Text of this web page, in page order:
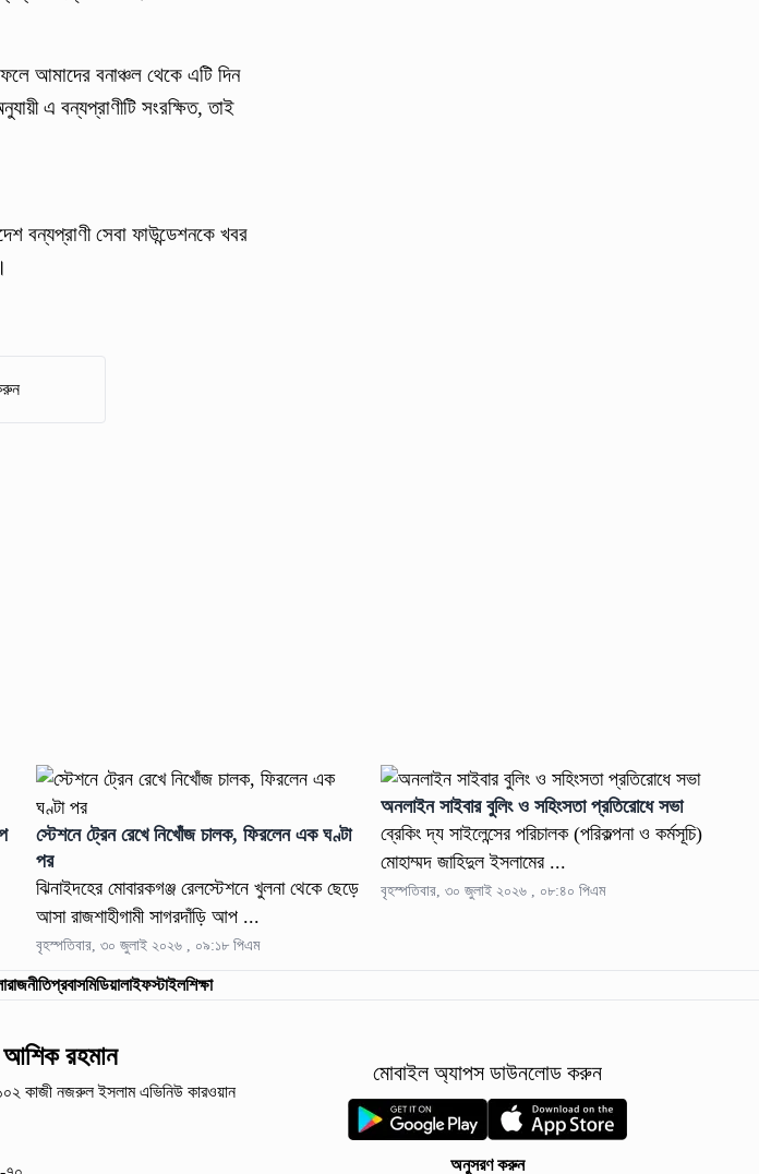
আমাদের বনাঞ্চল থেকে এটি দিন
এ বন্যপ্রাণীটি সংরক্ষিত, তাই
বন্যপ্রাণী সেবা ফাউন্ডেশনকে খবর
স্টেশনে ট্রেন রেখে নিখোঁজ চালক, ফিরলেন এক ঘণ্টা
পর
ঝিনাইদহের মোবারকগঞ্জ রেলস্টেশনে খুলনা থেকে ছেড়ে
আসা রাজশাহীগামী সাগরদাঁড়ি আপ ...
বৃহস্পতিবার, ৩০ জুলাই ২০২৬ , ০৯:১৮ পিএম
অনলাইন সাইবার বুলিং ও সহিংসতা প্রতিরোধে সভা
ব্রেকিং দ্য সাইলেন্সের পরিচালক (পরিকল্পনা ও কর্মসূচি)
মোহাম্মদ জাহিদুল ইসলামের ...
বৃহস্পতিবার, ৩০ জুলাই ২০২৬ , ০৮:৪০ পিএম
রাজনীতিপ্রবাসমিডিয়ালাইফস্টাইলশিক্ষা
আশিক রহমান
কাজী নজরুল ইসলামএভিনিউ কারওয়ান
মোবাইল অ্যাপস ডাউনলোড করুন
অনুসরণ করুন